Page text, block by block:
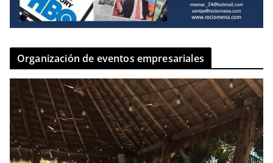
Organización de eventos empresariales